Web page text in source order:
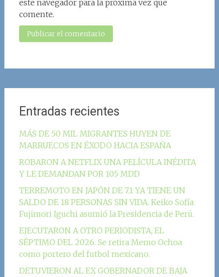
este navegador para la próxima vez que
comente.
Entradas recientes
MÁS DE 50 MIL MIGRANTES HUYEN DE
MARRUECOS EN ÉXODO HACIA ESPAÑA
ROBARON A NETFLIX UNA PELÍCULA INÉDITA
Y LE DEMANDAN POR 105 MDD
TERREMOTO EN JAPÓN DE 7.1 YA TIENE UN
SALDO DE 18 PERSONAS SIN VIDA. Keiko Sofía
Fujimori Iguchi asumió la Presidencia de Perú.
EJECUTARON A OTRO PERIODISTA, EL
SÉPTIMO DEL 2026. Se retira Memo Ochoa
como portero del futbol mexicano.
DETUVIERON AL EX GOBERNADOR DE BAJA